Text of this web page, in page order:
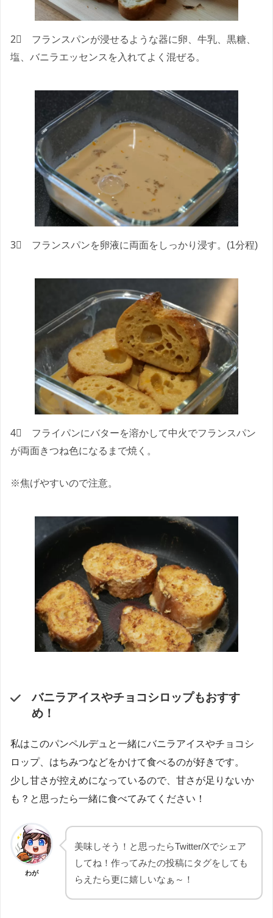
2⃣ フランスパンが浸せるような器に卵、牛乳、黒糖、
塩、バニラエッセンスを入れてよく混ぜる。
3⃣ フランスパンを卵液に両面をしっかり浸す。(1分程)
4⃣ フライパンにバターを溶かして中火でフランスパン
が両面きつね色になるまで焼く。
※焦げやすいので注意。
バニラアイスやチョコシロップもおすす
め！
私はこのパンペルデュと一緒にバニラアイスやチョコシ
ロップ、はちみつなどをかけて食べるのが好きです。
少し甘さが控えめになっているので、甘さが足りないか
も？と思ったら一緒に食べてみてください！
わが
美味しそう！と思ったらTwitter/Xでシェア
してね！作ってみたの投稿にタグをしても
らえたら更に嬉しいなぁ～！